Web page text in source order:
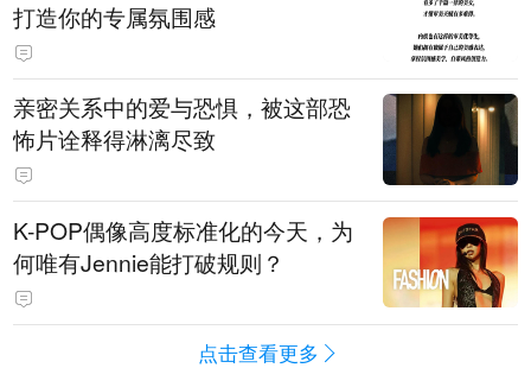
打造你的专属氛围感
亲密关系中的爱与恐惧，被这部恐
怖片诠释得淋漓尽致
K-POP偶像高度标准化的今天，为
何唯有Jennie能打破规则？
点击查看更多